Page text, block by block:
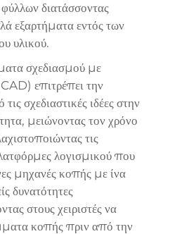
διατάσσοντας
εξαρτήματα εντός των
υλικού.
σχεδιασμού με
επιτρέπει την
σχεδιαστικές ιδέες στην
μειώνοντας τον χρόνο
τις
λογισμικού που
μηχανές κοπής με ίνα
δυνατότητες
στους χειριστές να
κοπής πριν από την